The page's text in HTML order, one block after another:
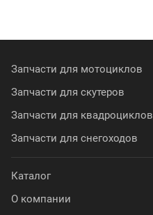
Запчасти для мотоциклов
Запчасти для скутеров
Запчасти для квадроциклов
Запчасти для снегоходов
Каталог
О компании